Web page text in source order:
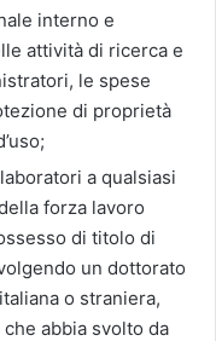
interno e
attività di ricerca e
le spese
di proprietà
a qualsiasi
forza lavoro
di titolo di
un dottorato
o straniera,
abbia svolto da